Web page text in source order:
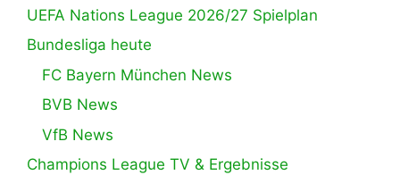
UEFA Nations League 2026/27 Spielplan
Bundesliga heute
FC Bayern München News
BVB News
VfB News
Champions League TV & Ergebnisse